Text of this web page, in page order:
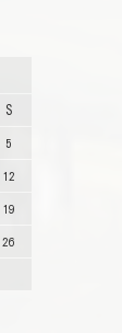
S
5
12
19
26